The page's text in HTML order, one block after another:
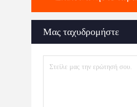
Μας ταχυδρομήστε